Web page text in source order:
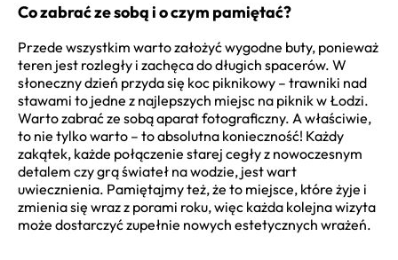
Co zabrać ze sobą i o czym pamiętać?
Przede wszystkim warto założyć wygodne buty, ponieważ
teren jest rozległy i zachęca do długich spacerów. W
słoneczny dzień przyda się koc piknikowy – trawniki nad
stawami to jedne z najlepszych miejsc na piknik w Łodzi.
Warto zabrać ze sobą aparat fotograficzny. A właściwie,
to nie tylko warto – to absolutna konieczność! Każdy
zakątek, każde połączenie starej cegły z nowoczesnym
detalem czy grą świateł na wodzie, jest wart
uwiecznienia. Pamiętajmy też, że to miejsce, które żyje i
zmienia się wraz z porami roku, więc każda kolejna wizyta
może dostarczyć zupełnie nowych estetycznych wrażeń.